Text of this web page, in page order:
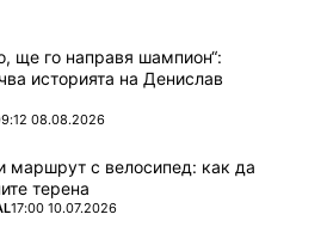
ще го направя шампион“:
историята на Денислав
08.08.2026
маршрут с велосипед: как да
терена
17:00 10.07.2026